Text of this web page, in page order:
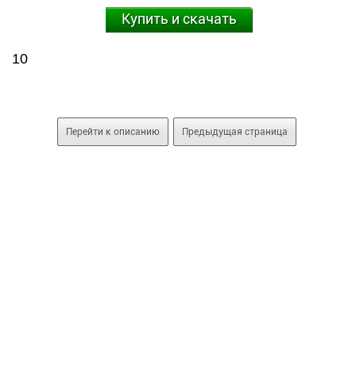
Купить и скачать
10
Перейти к описанию Предыдущая страница